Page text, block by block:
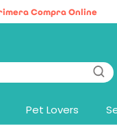
Compra Online
Pet Lovers